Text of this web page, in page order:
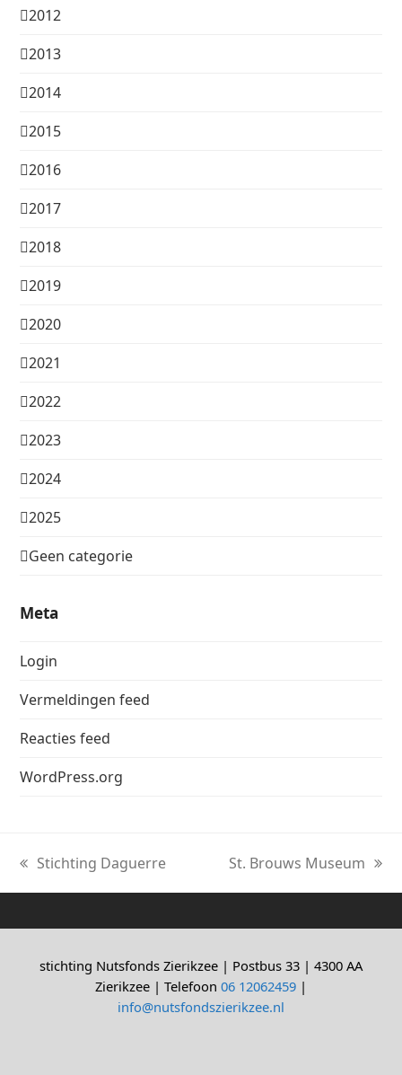
2012
2013
2014
2015
2016
2017
2018
2019
2020
2021
2022
2023
2024
2025
Geen categorie
Meta
Login
Vermeldingen feed
Reacties feed
WordPress.org
previous
post:
Stichting Daguerre
next
post:
St. Brouws Museum
stichting Nutsfonds Zierikzee | Postbus 33 | 4300 AA
Zierikzee | Telefoon 06 12062459 |
info@nutsfondszierikzee.nl